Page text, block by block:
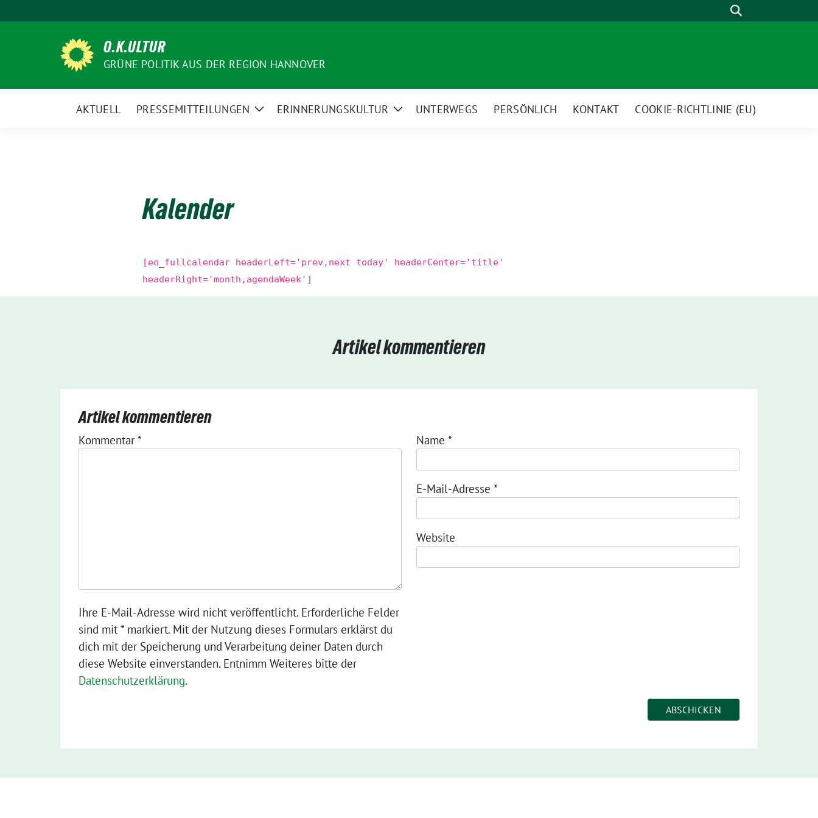
zum
Suche
O.K.ULTUR
GRÜNE POLITIK AUS DER REGION HANNOVER
AKTUELL PRESSEMITTEILUNGEN
ZeigeERINNERUNGSKULTUR
ZeigeUNTERWEGS PERSÖNLICH KONTAKT COOKIE-RICHTLINIE (EU)
Kalender
[eo_fullcalendar headerLeft='prev,next today' headerCenter='title'
headerRight='month,agendaWeek']
Artikel kommentieren
Artikel kommentieren
Kommentar*
Ihre E-Mail-Adresse wird nicht veröffentlicht. Erforderliche Felder
sind mit * markiert. Mit der Nutzung dieses Formulars erklärst du
dich mit der Speicherung und Verarbeitung deiner Daten durch
diese Website einverstanden. Entnimm Weiteres bitte der
Datenschutzerklärung.
Name *
E-Mail-Adresse *
Website